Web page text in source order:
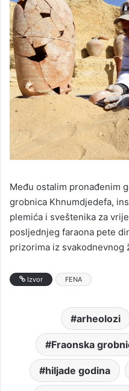
Među ostalim pronađenim
grobnica Khnumdjedefa,
plemića i sveštenika za
posljednjeg faraona pete
prizorima iz svakodnevnog
Izvor FENA
arheolozi
Fraonska
hiljade godina